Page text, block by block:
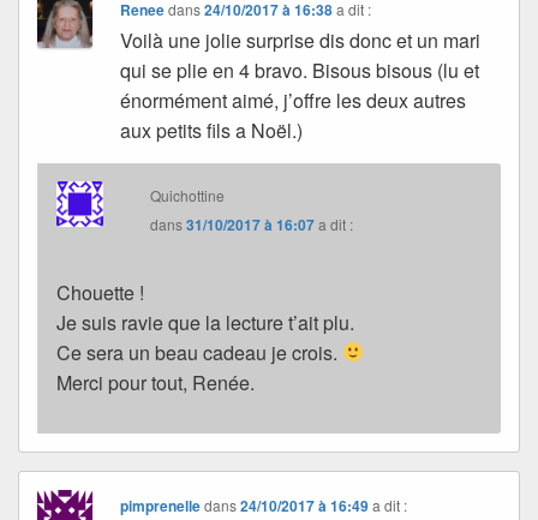
Reneedans24/10/2017 à 16:38 a dit :
Voilà une jolie surprise dis donc et un mari
qui se plie en 4 bravo. Bisous bisous (lu et
énormément aimé, j’offre les deux autres
aux petits fils a Noël.)
Quichottine
dans31/10/2017 à 16:07a dit :
Chouette !
Je suis ravie que la lecture t’ait plu.
Ce sera un beau cadeau je crois.
Merci pour tout, Renée.
pimprenelledans24/10/2017 à 16:49 a dit :